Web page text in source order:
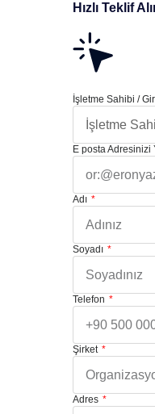
Hızlı Teklif
İşletme Sahibi /
E posta Adresinizi
Adı
Soyadı
Telefon
Şirket
Adres